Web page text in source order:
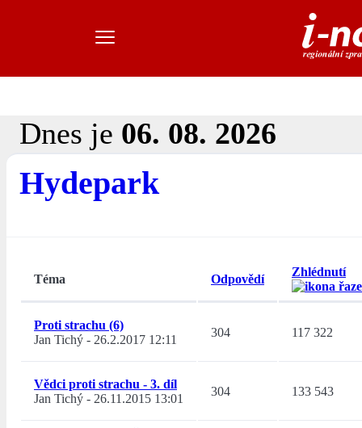
Dnes je 06. 08. 2026
Hydepark
Téma Odpovědí
Zhlédnutí
Proti strachu (6)
Jan Tichý - 26.2.2017 12:11
304 117 322
Vědci proti strachu - 3. díl
Jan Tichý - 26.11.2015 13:01
304 133 543